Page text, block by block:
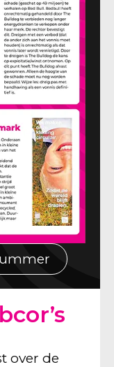
over de